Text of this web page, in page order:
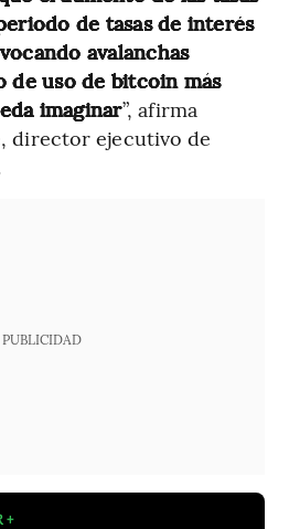
de tasas de interés
avalanchas
de uso de bitcoin más
imaginar”, afirma
director ejecutivo de
PUBLICIDAD
+